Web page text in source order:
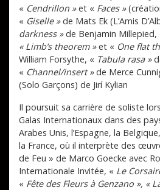
« Cendrillon »et « Faces »
« Giselle »de Mats Ek (L’Amis
darkness »de Benjamin Millepied,
« Limb’s theorem »et « One flat
William Forsythe, « Tabula rasa »
« Channel/insert »de Merce
(Solo Garçons) de Jirí Kylian
Il poursuit sa carrière de soliste
Galas Internationaux dans des
Arabes Unis, l’Espagne, la
la France, où il interprète des
de Feu » de Marco Goecke avec
Internationale Invitée, « Le
« Fête des Fleurs à Genzano », «